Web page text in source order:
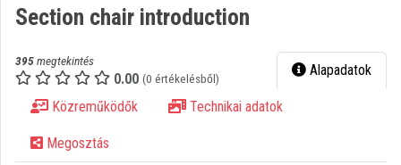
Intézményi listák
Intézmények
Közreműködők
Section chair introduction
395megtekintés
0.00 (0 értékelésből) Alapadatok
Közreműködők Technikai adatok
Megosztás